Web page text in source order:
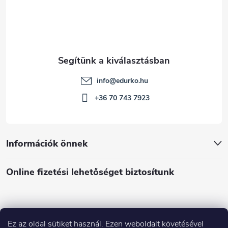
Ez az oldal sütiket használ. Ezen weboldalt követésével
Információk önnek
Online fizetési lehetőséget biztosítunk
info@edurko.hu
+36 70 743 7923